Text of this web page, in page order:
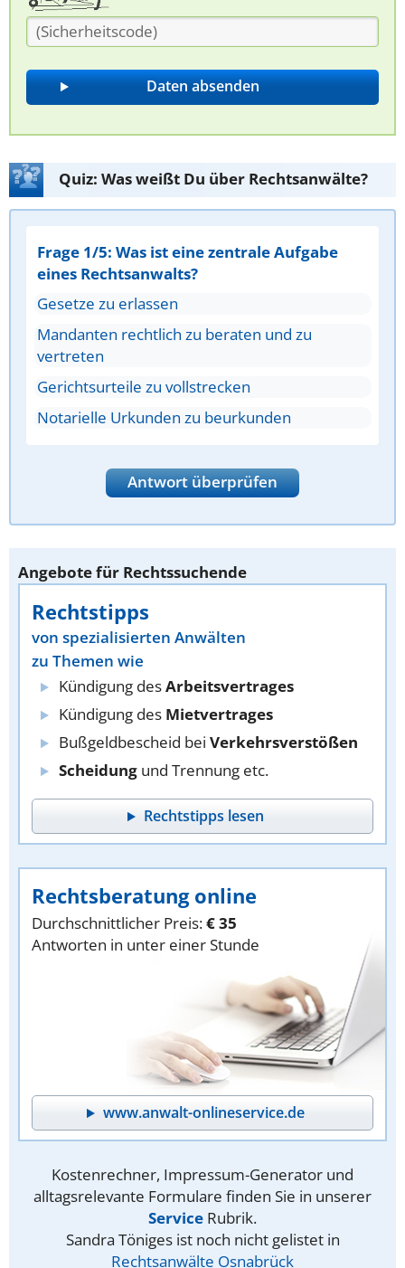
Quiz: Was weißt Du über Rechtsanwälte?
Frage 1/5: Was ist eine zentrale Aufgabe
eines Rechtsanwalts?
Gesetze zu erlassen
Mandanten rechtlich zu beraten und zu
vertreten
Gerichtsurteile zu vollstrecken
Notarielle Urkunden zu beurkunden
Antwort überprüfen
Angebote für Rechtssuchende
Rechtstipps
von spezialisierten Anwälten
zu Themen wie
Kündigung desArbeitsvertrages
Kündigung des Mietvertrages
Bußgeldbescheid bei Verkehrsverstößen
Scheidung und Trennung etc.
Rechtstipps lesen
Rechtsberatung online
Durchschnittlicher Preis:€ 35
Antworten in unter einer Stunde
www.anwalt-onlineservice.de
Kostenrechner, Impressum-Generator und
alltagsrelevante Formulare finden Sie in unserer
Service Rubrik.
Sandra Töniges ist noch nicht gelistet in
Rechtsanwälte Osnabrück